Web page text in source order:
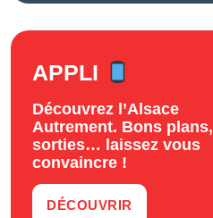
APPLI
Découvrez l’Alsace
Autrement. Bons plans,
sorties… laissez vous
convaincre !
DÉCOUVRIR